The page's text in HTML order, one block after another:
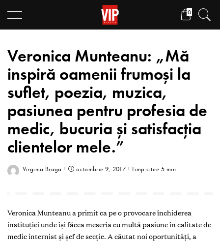
0
Veronica Munteanu: „Mă
inspiră oamenii frumoși la
suflet, poezia, muzica,
pasiunea pentru profesia de
medic, bucuria și satisfacția
clientelor mele.”
Virginia Braga octombrie 9, 2017 Timp citire 5 min
Veronica Munteanu a primit ca pe o provocare închiderea
instituției unde își făcea meseria cu multă pasiune în calitate de
medic internist și șef de secție. A căutat noi oportunități, a